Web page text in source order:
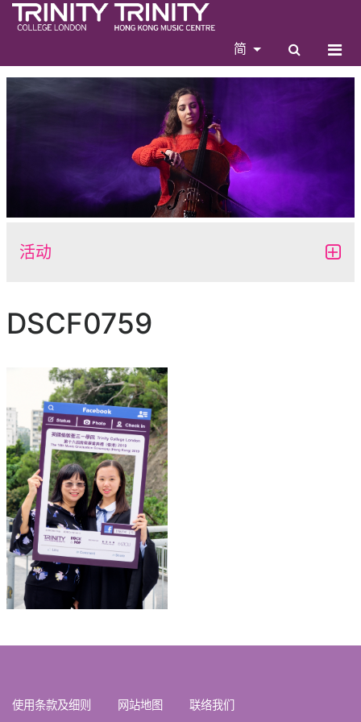
简
活动
DSCF0759
使用条款及细则 网站地图 联络我们